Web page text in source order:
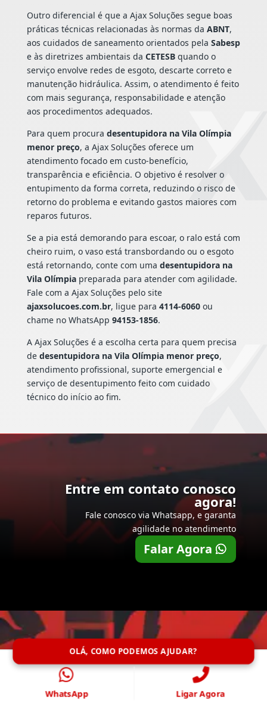
Outro diferencial é que a Ajax Soluções segue boas
práticas técnicas relacionadas às normas da ABNT,
aos cuidados de saneamento orientados pela Sabesp
e às diretrizes ambientais da CETESBquando o
serviço envolve redes de esgoto, descarte correto e
manutenção hidráulica. Assim, o atendimento é feito
com mais segurança, responsabilidade e atenção
aos procedimentos adequados.
Para quem procura desentupidora na Vila Olímpia
menor preço, a Ajax Soluções oferece um
atendimento focado em custo-benefício,
transparência e eficiência. O objetivo é resolver o
entupimento da forma correta, reduzindo o risco de
retorno do problema e evitando gastos maiores com
reparos futuros.
Se a pia está demorando para escoar, o ralo está com
cheiro ruim, o vaso está transbordando ou o esgoto
está retornando, conte com uma desentupidora na
Vila Olímpiapreparada para atender com agilidade.
Fale com a Ajax Soluções pelo site
ajaxsolucoes.com.br, ligue para 4114-6060ou
chame no WhatsApp 94153-1856.
A Ajax Soluções é a escolha certa para quem precisa
de desentupidora na Vila Olímpia menor preço,
atendimento profissional, suporte emergencial e
serviço de desentupimento feito com cuidado
técnico do início ao fim.
Entre em contato conosco
agora!
Fale conosco via Whatsapp, e garanta
agilidade no atendimento
Falar Agora
OLÁ, COMO PODEMOS AJUDAR?
WhatsApp Ligar Agora